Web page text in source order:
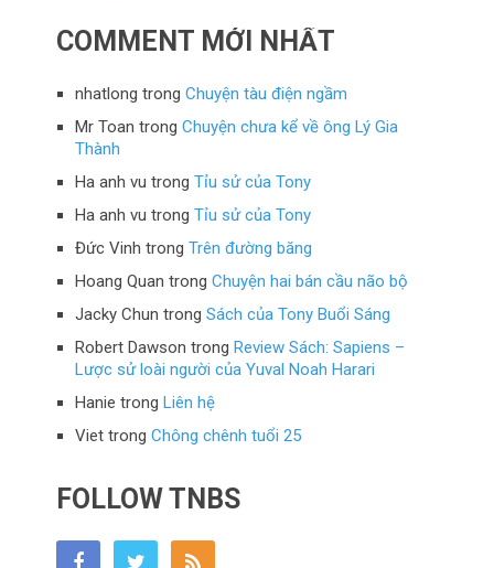
COMMENT MỚI NHẤT
nhatlong trongChuyện tàu điện ngầm
Mr Toan trongChuyện chưa kể về ông Lý Gia
Thành
Ha anh vu trongTỉu sử của Tony
Ha anh vu trongTỉu sử của Tony
Đức Vinh trongTrên đường băng
Hoang Quan trongChuyện hai bán cầu não bộ
Jacky Chun trongSách của Tony Buổi Sáng
Robert Dawson trongReview Sách: Sapiens –
Lược sử loài người của Yuval Noah Harari
Hanie trongLiên hệ
Viet trongChông chênh tuổi 25
FOLLOW TNBS